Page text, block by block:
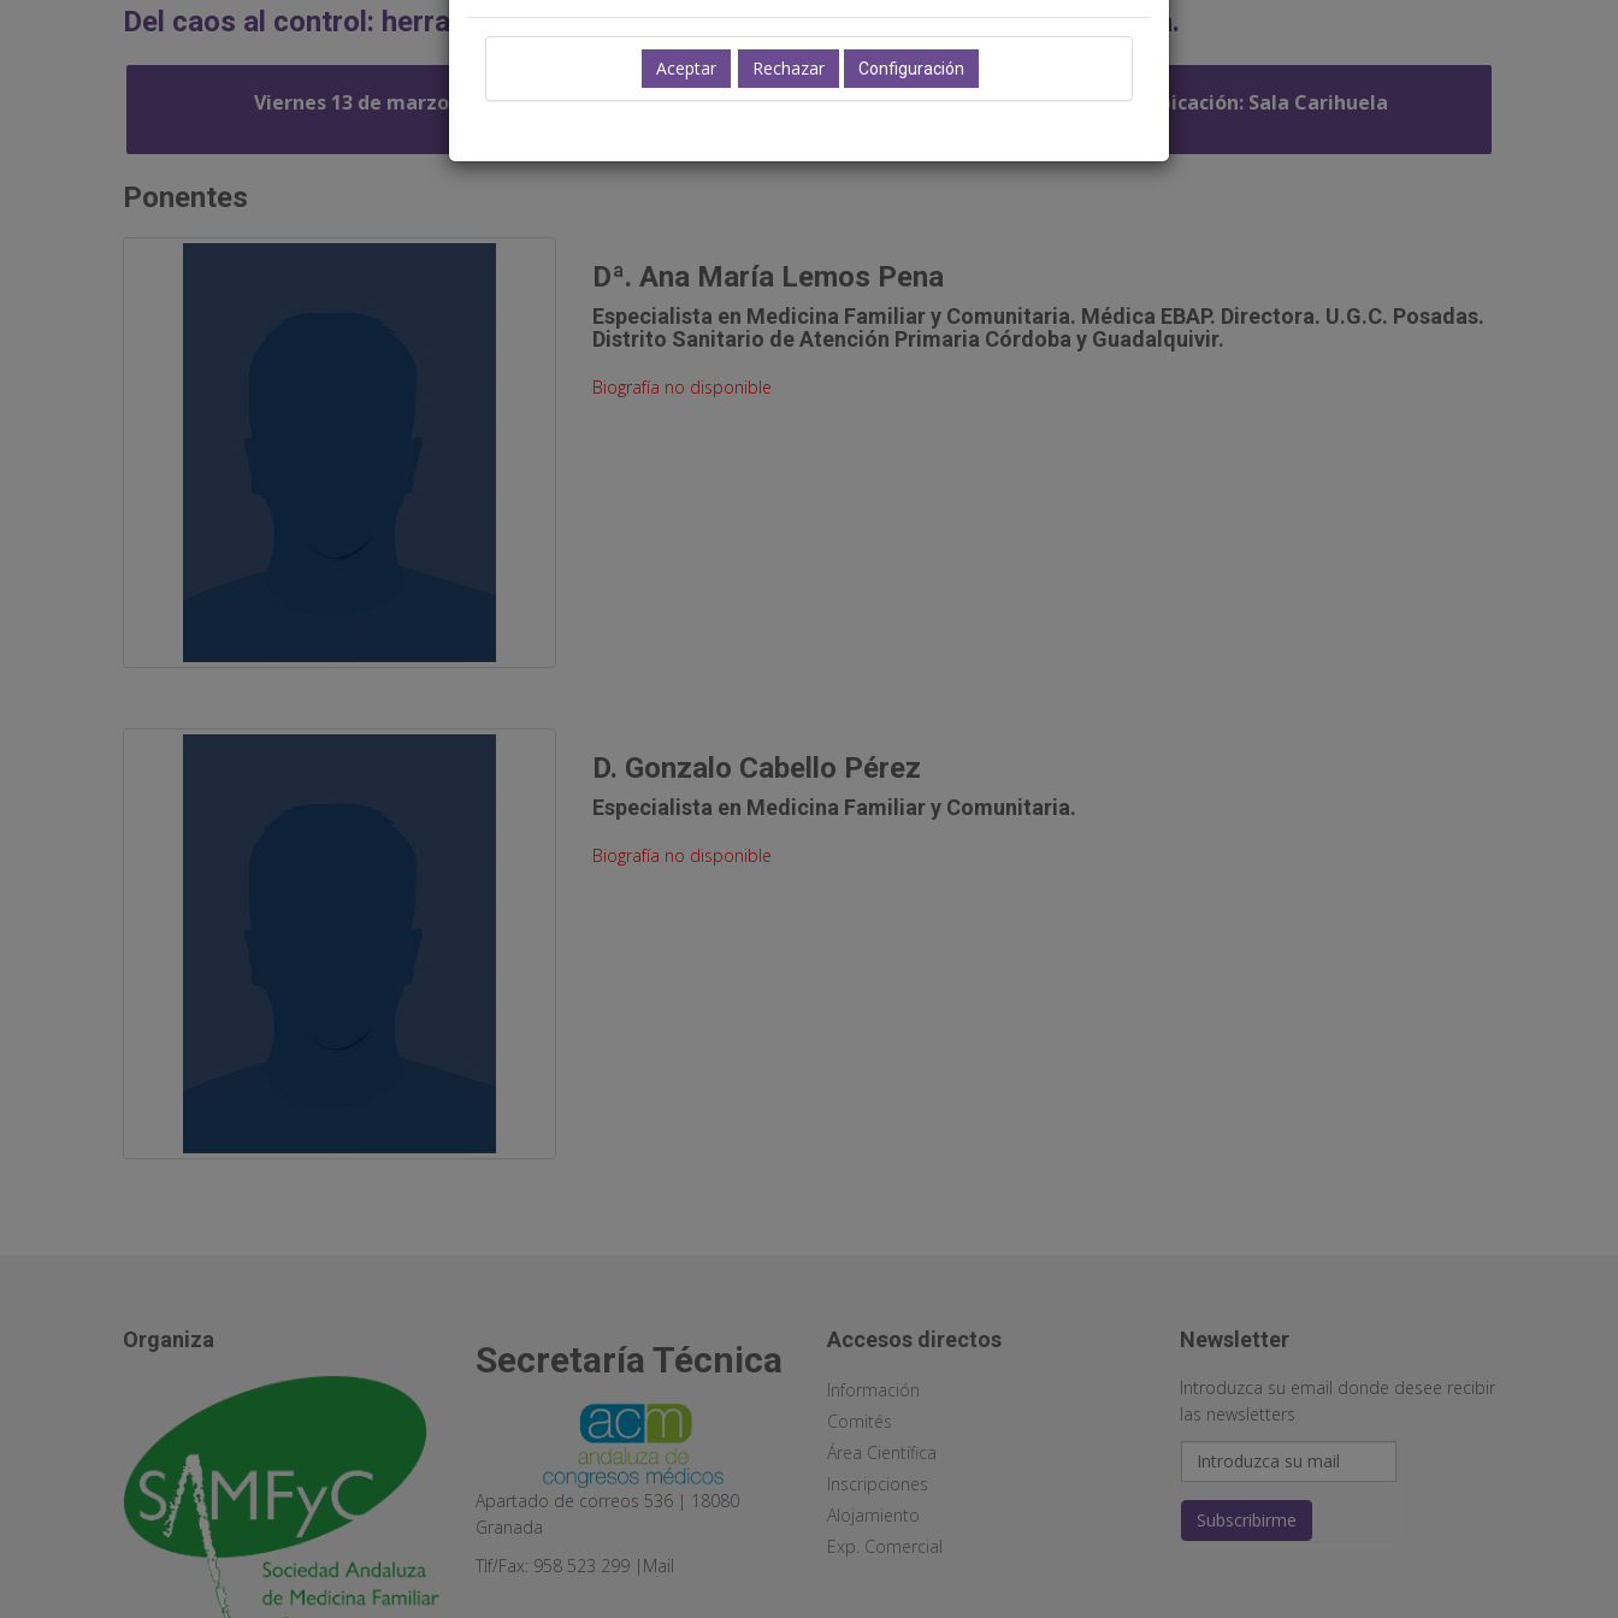
Configuración
Del caos al control: herramientas de gestión de la consulta de Atención Primaria.
Viernes 13 de marzo 11:30-13:00h. Ubicación: Sala Carihuela
Ponentes
Dª. Ana María Lemos Pena
Especialista en Medicina Familiar y Comunitaria. Médica EBAP. Directora. U.G.C. Posadas.
Distrito Sanitario de Atención Primaria Córdoba y Guadalquivir.
Biografía no disponible
D. Gonzalo Cabello Pérez
Especialista en Medicina Familiar y Comunitaria.
Biografía no disponible
Organiza Secretaría Técnica
Apartado de correos 536 | 18080
Granada
Tlf/Fax: 958 523 299 | Mail
Accesos directos
Información
Comités
Área Científica
Inscripciones
Alojamiento
Exp. Comercial
Newsletter
Introduzca su email donde desee recibir
las newsletters
Subscribirme